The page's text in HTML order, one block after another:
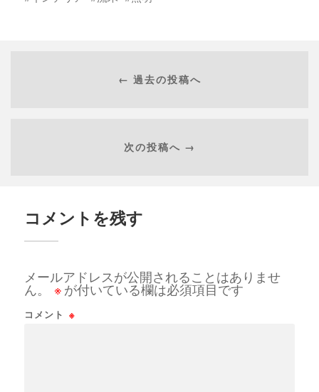
← 過去の投稿へ
次の投稿へ →
コメントを残す
メールアドレスが公開されることはありませ
ん。
※ が付いている欄は必須項目です
コメント ※